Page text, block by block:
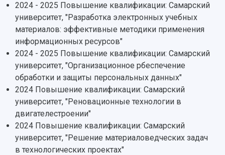
Об университете
История
Ключевые факты
Рейтинги
Руководство
Наблюдательный совет
Попечительский совет
Ученый совет
Ректорат
Кадровый резерв
Новости
Главные новости
Бортжурнал
Объявления
События
СМИ об университете
Пресс-центр
Газета "Полет"
Газета "Самарский университет"
Мы в соцсетях
Образование
Почему я выбираю Самарский университет?
Абитуриенту
Бакалавриат и специалитет
Магистратура
Аспирантура
Формы обучения
Учебные планы
Дополнительное образование
Институты и факультеты
Образовательные программы
Научно-исследовательская деятельность
Основные научные направления
Научные школы и ведущие научные коллективы
Диссертационные советы
Подготовка научных кадров
Конкурс на замещение должностей научных
работников
Научно-технический совет
Научные проекты и темы
Аспирантура и докторантура
2024 - 2025 Повышение квалификации: Самарский
университет, "Разработка электронных учебных
материалов: эффективные методики применения
информационных ресурсов"
2024 - 2025 Повышение квалификации: Самарский
университет, "Организационное рбеспечение
обработки и защиты персональных данных"
2024 Повышение квалификации: Самарский
университет, "Реновационные технологии в
двигателестроении"
2024 Повышение квалификации: Самарский
университет, "Решение материаловедческих задач
в технологических проектах"